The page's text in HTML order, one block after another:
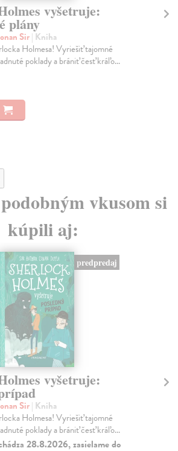
vyšetruje:
plány
Sir| Kniha
Holmesa! Vyriešiť tajomné
poklady a brániť česť kráľo...
vkusom si
kúpili aj:
na sklade
uteká v sedemdesiatych
aj s adoptovaným synčekom